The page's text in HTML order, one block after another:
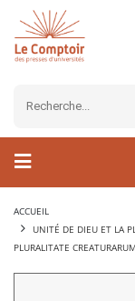
ACCUEIL
UNITÉ DE DIEU ET LA
PLURALITATE CREATURARUM